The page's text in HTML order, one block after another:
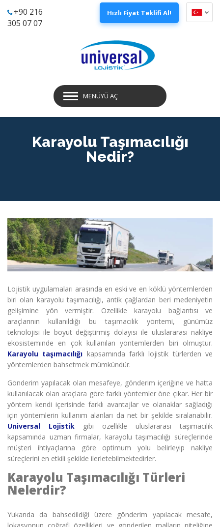
+90 216
305 07 07
Hızlı Fiyat Teklifi Al!
MENÜYÜ AÇ
Karayolu Taşımacılığı
Nedir?
Lojistik uygulamaları arasında en eski ve en köklü yöntemlerden
biri olan karayolu taşımacılığı, antik çağlardan beri medeniyetin
gelişimine yön vermiştir. Özellikle karayolu bağlantısı ve
araçlarının kullanıldığı bu taşımacılık yöntemi, günümüz
teknolojisi ile boyut değiştirmiş dolayısı ile uluslararası nakliye
ekosisteminde en çok kullanılan yöntemlerden biri olmuştur.
Karayolu taşımacılığı kapsamında farklı lojistik türlerden ve
yöntemlerden bahsetmek mümkündür.
Gönderim yapılacak olan mesafeye, gönderim içeriğine ve hatta
kullanılacak olan araçlara göre farklı yöntemler öne çıkar. Her bir
yöntem kendi içerisinde farklı avantajlar ve olanaklar sağladığı
için yöntemlerin kullanım alanları da net bir şekilde sıralanabilir.
Universal Lojistik gibi özellikle uluslararası taşımacılık
kapsamında uzman firmalar, karayolu taşımacılığı süreçlerinde
müşteri ihtiyaçlarına göre optimum yolu belirleyip nakliye
süreçlerini en etkili şekilde ilerletebilmektedirler.
Karayolu Taşımacılığı Türleri
Nelerdir?
Yukarıda da bahsedildiği üzere gönderim yapılacak mesafe,